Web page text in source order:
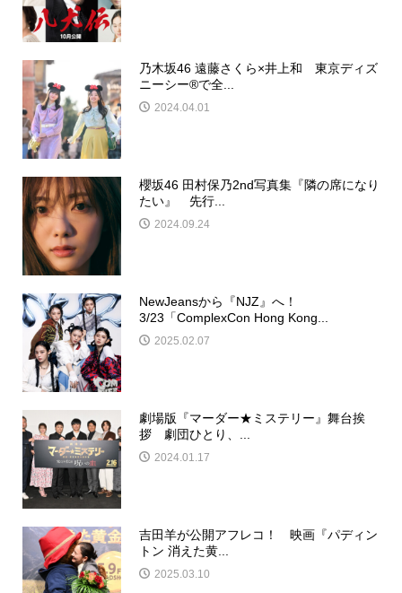
乃木坂46 遠藤さくら×井上和 東京ディズ
ニーシー®で全...
2024.04.01
櫻坂46 田村保乃2nd写真集『隣の席になり
たい』 先行...
2024.09.24
NewJeansから『NJZ』へ！
3/23「ComplexCon Hong Kong...
2025.02.07
劇場版『マーダー★ミステリー』舞台挨
拶 劇団ひとり、...
2024.01.17
吉田羊が公開アフレコ！ 映画『パディン
トン 消えた黄...
2025.03.10